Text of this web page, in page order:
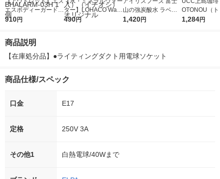
エスボディーガード
マグネット開閉センサ
H 1個
910円
ター】LOHACO Wate
r（ロハコウォータ
490円
山の強炭酸水 ラベル
レス 500ml 1箱（24
1,420円
OTONOU（
ウ） by
1,284円
商品説明
【在庫処分品】●ライティングダクト用電球ソケット
商品仕様/スペック
口金 E17
定格 250V 3A
その他1 白熱電球/40Wまで